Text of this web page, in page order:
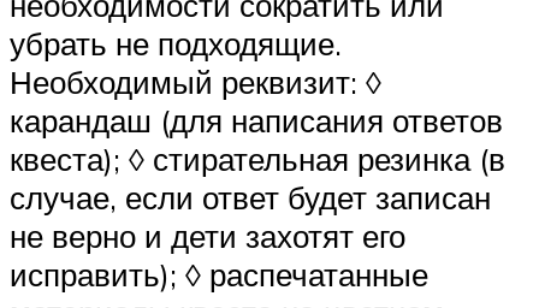
убрать не подходящие.
Необходимый реквизит: ◊
карандаш (для написания ответов
квеста); ◊ стирательная резинка (в
случае, если ответ будет записан
не верно и дети захотят его
исправить); ◊ распечатанные